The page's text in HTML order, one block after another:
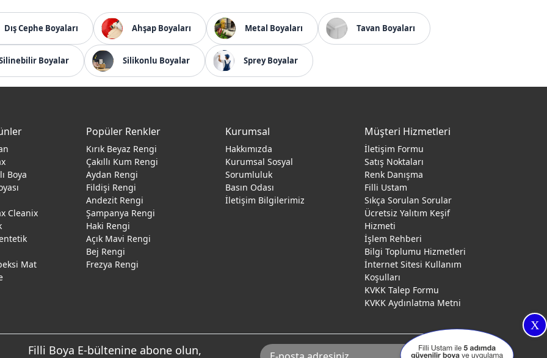
Dış Cephe Boyaları Ahşap Boyaları Metal Boyaları Tavan Boyaları
Boyalar Silikonlu Boyalar Sprey Boyalar
X
Boya
Cleanix
Mat
Popüler Renkler
Kırık Beyaz Rengi
Çakıllı Kum Rengi
Aydan Rengi
Fildişi Rengi
Andezit Rengi
Şampanya Rengi
Haki Rengi
Açık Mavi Rengi
Bej Rengi
Frezya Rengi
Kurumsal
Hakkımızda
Kurumsal Sosyal
Sorumluluk
Basın Odası
İletişim Bilgilerimiz
Müşteri Hizmetleri
İletişim Formu
Satış Noktaları
Renk Danışma
Filli Ustam
Sıkça Sorulan Sorular
Ücretsiz Yalıtım Keşif
Hizmeti
İşlem Rehberi
Bilgi Toplumu Hizmetleri
İnternet Sitesi Kullanım
Koşulları
KVKK Talep Formu
KVKK Aydınlatma Metni
Filli Boya E-bültenine abone olun,